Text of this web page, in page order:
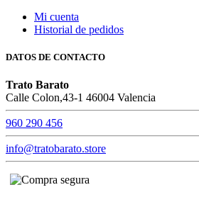
Mi cuenta
Historial de pedidos
DATOS DE CONTACTO
Trato Barato
Calle Colon,43-1 46004 Valencia
960 290 456
info@tratobarato.store